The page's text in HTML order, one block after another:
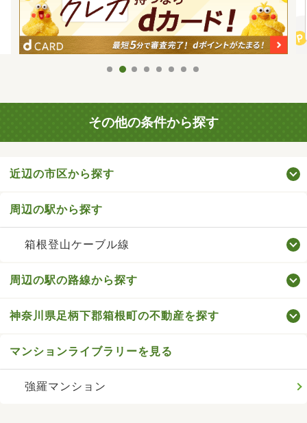
その他の条件から探す
近辺の市区から探す
周辺の駅から探す
箱根登山ケーブル線
周辺の駅の路線から探す
神奈川県足柄下郡箱根町の不動産を探す
マンションライブラリーを見る
強羅マンション